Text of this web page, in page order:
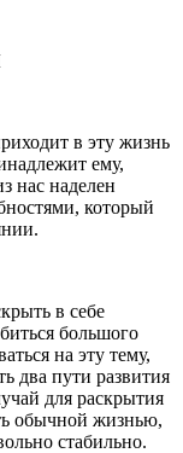
в эту жизнь
ему,
нас наделен
который
в себе
большого
на эту тему,
два пути развития
для раскрытия
обычной жизнью,
стабильно.